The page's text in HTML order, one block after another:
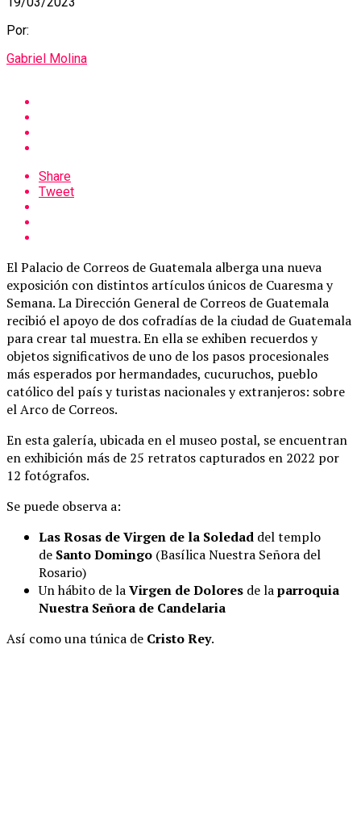
Por:
Gabriel Molina
Share
Tweet
El Palacio de Correos de Guatemala alberga una nueva
exposición con distintos artículos únicos de Cuaresma y
Semana. La Dirección General de Correos de Guatemala
recibió el apoyo de dos cofradías de la ciudad de Guatemala
para crear tal muestra. En ella se exhiben recuerdos y
objetos significativos de uno de los pasos procesionales
más esperados por hermandades, cucuruchos, pueblo
católico del país y turistas nacionales y extranjeros: sobre
el Arco de Correos.
En esta galería, ubicada en el museo postal, se encuentran
en exhibición más de 25 retratos capturados en 2022 por
12 fotógrafos.
Se puede observa a:
Las Rosas de Virgen de la Soledad del templo
de Santo Domingo (Basílica Nuestra Señora del
Rosario)
Un hábito de laVirgen de Dolores de laparroquia
Nuestra Señora de Candelaria
Así como una túnica de Cristo Rey.